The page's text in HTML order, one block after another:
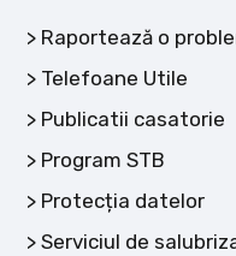
Raportează o
Telefoane Utile
Publicatii casatorie
Program STB
Protecția datelor
Serviciul de